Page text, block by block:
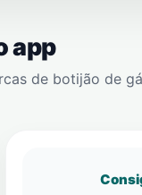
app
de botijão de